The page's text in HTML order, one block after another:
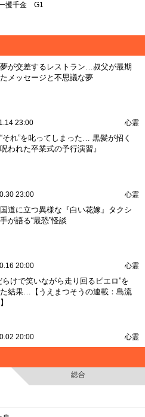
攫千金 G1
が交差するレストラン…叔父が最期
メッセージと不思議な夢
23:00 心霊
それ”を叱ってしまった… 黒髪が招く
われた卒業式の予行演習』
23:00 心霊
道に立つ異様な『白い花嫁』タクシ
が語る“最恐”怪談
20:00 心霊
らけで笑いながら走り回るピエロ”を
結果…【うえまつそうの連載：島流
20:00 心霊
総合